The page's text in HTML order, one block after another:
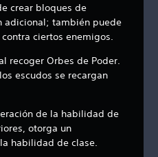
crear bloques de
adicional; también puede
ciertos enemigos.
recoger Orbes de Poder.
escudos se recargan
de la habilidad de
otorga un
habilidad de clase.